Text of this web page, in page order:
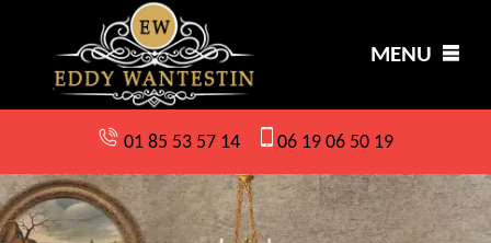
MENU
01 85 53 57 14 06 19 06 50 19